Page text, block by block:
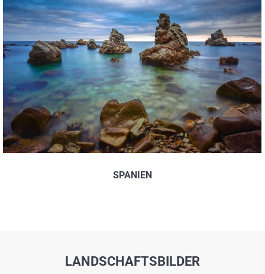
SPANIEN
LANDSCHAFTSBILDER